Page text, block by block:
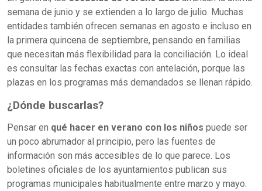
semana de junio y se extienden a lo largo de julio. Muchas
entidades también ofrecen semanas en agosto e incluso en
la primera quincena de septiembre, pensando en familias
que necesitan más flexibilidad para la conciliación. Lo ideal
es consultar las fechas exactas con antelación, porque las
plazas en los programas más demandados se llenan rápido.
¿Dónde buscarlas?
Pensar en qué hacer en verano con los niños puede ser
un poco abrumador al principio, pero las fuentes de
información son más accesibles de lo que parece. Los
boletines oficiales de los ayuntamientos publican sus
programas municipales habitualmente entre marzo y mayo.